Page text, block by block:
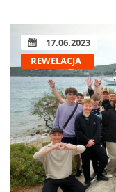
17.06.2023
REWELACJA